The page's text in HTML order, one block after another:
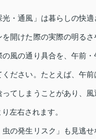
光・通風」は暮らしの快
開けた際の実際の明る
風の通り具合を、午前
ださい。たとえば、午前
てしまうことがあり、
左右されます。
虫の発生リスク」も見逃